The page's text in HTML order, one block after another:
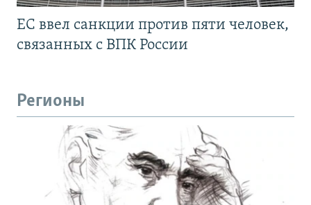
ЕС ввел санкции против пяти человек,
связанных с ВПК России
Регионы